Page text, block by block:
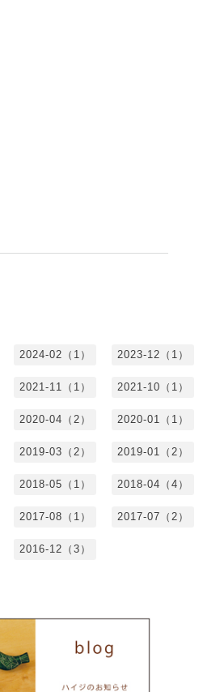
2024-02（1） 2023-12（1）
2021-11（1） 2021-10（1）
2020-04（2） 2020-01（1）
2019-03（2） 2019-01（2）
2018-05（1） 2018-04（4）
2017-08（1） 2017-07（2）
2016-12（3）